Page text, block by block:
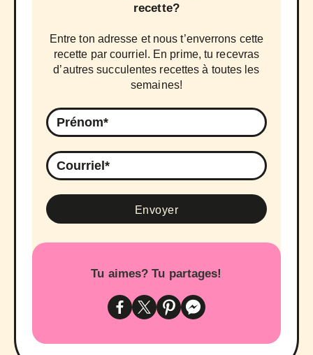
recette?
Entre ton adresse et nous t’enverrons cette
recette par courriel. En prime, tu recevras
d’autres succulentes recettes à toutes les
semaines!
Tu aimes? Tu partages!